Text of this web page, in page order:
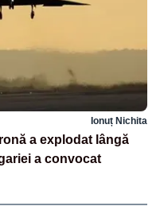
Ionuț Nichita
a explodat lângă
a convocat